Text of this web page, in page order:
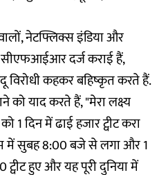
नेटफ्लिक्स इंडिया और
दर्ज कराई हैं,
विरोधी कहकर बहिष्कृत करते हैं.
को याद करते हैं, "मेरा लक्ष्य
1 दिन में ढाई हजार ट्वीट करा
में सुबह 8:00 बजे से लगा और 1
हुए और यह पूरी दुनिया में